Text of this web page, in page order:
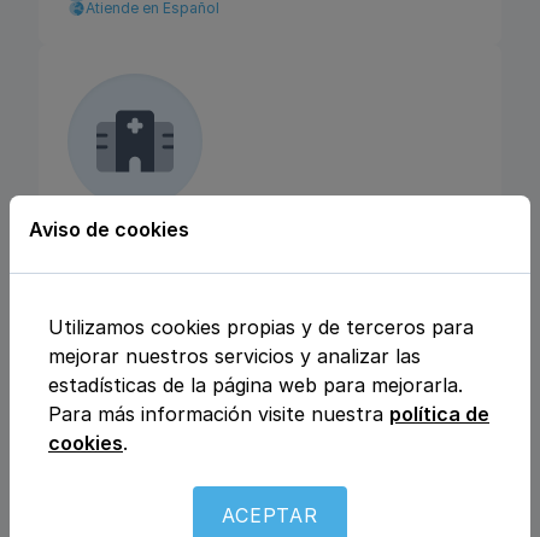
Atiende en Español
Salamanca, Salamanca
Dietética y nutrición Estética
Medicina estética
Cirugía plástica
Aviso de cookies
Utilizamos cookies propias y de terceros para
mejorar nuestros servicios y analizar las
estadísticas de la página web para mejorarla.
Para más información visite nuestra política de
cookies.
ACEPTAR